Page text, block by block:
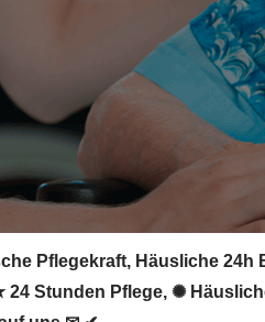
Pflegekraft, Häusliche
24 Stunden Pflege, ✺